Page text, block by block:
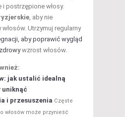
postrzępione włosy.
, aby nie
Utrzymuj regularny
aby poprawić wygląd
wzrost włosów.
jak ustalić idealną
uniknąć
i przesuszenia Częste
włosów może przynieść